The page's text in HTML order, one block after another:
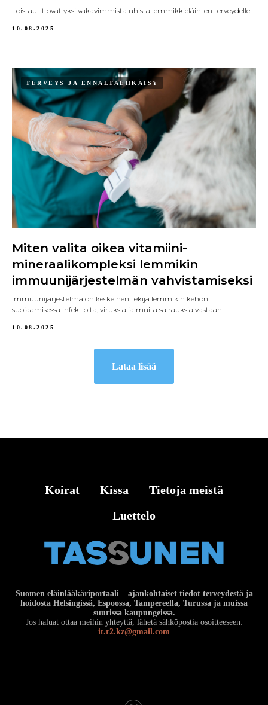
Loistautit ovat yksi vakavimmista uhista lemmikkieläinten terveydelle
10.08.2025
TERVEYS JA ENNALTAEHKÄISY
Miten valita oikea vitamiini-
mineraalikompleksi lemmikin
immuunijärjestelmän vahvistamiseksi
Immuunijärjestelmä on keskeinen tekijä lemmikin kehon
suojaamisessa infektioita, viruksia ja muita sairauksia vastaan
10.08.2025
Lataa lisää
Koirat Kissa
Tietoja meistä
Luettelo
Suomen eläinlääkäriportaali – ajankohtaiset tiedot terveydestä ja
hoidosta Helsingissä, Espoossa, Tampereella, Turussa ja muissa
suurissa kaupungeissa.
Jos haluat ottaa meihin yhteyttä, lähetä sähköpostia osoitteeseen:
it.r2.kz@gmail.com